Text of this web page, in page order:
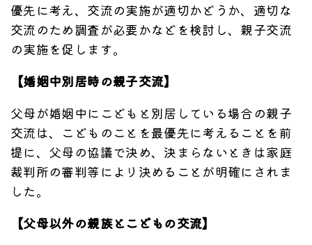
優先に考え、交流の実施が適切かどうか、適切な
交流のため調査が必要かなどを検討し、親子交流
の実施を促します。
【婚姻中別居時の親子交流】
父母が婚姻中にこどもと別居している場合の親子
交流は、こどものことを最優先に考えることを前
提に、父母の協議で決め、決まらないときは家庭
裁判所の審判等により決めることが明確にされま
した。
【父母以外の親族とこどもの交流】